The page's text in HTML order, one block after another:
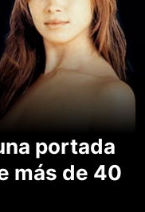
portada
más de 40